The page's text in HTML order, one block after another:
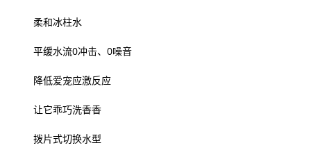
柔和冰柱水
平缓水流0冲击、0噪音
降低爱宠应激反应
让它乖巧洗香香
拨片式切换水型